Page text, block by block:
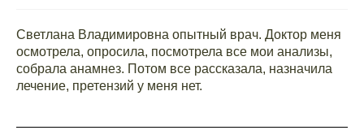
Светлана Владимировна опытный врач. Доктор меня
осмотрела, опросила, посмотрела все мои анализы,
собрала анамнез. Потом все рассказала, назначила
лечение, претензий у меня нет.